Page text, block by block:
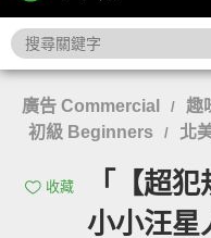
廣告 Commercial / 趣
初級 Beginners / 北
收藏
「【超
小小汪